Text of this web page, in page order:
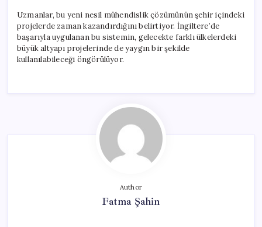
Uzmanlar, bu yeni nesil mühendislik çözümünün şehir içindeki
projelerde zaman kazandırdığını belirtiyor. İngiltere’de
başarıyla uygulanan bu sistemin, gelecekte farklı ülkelerdeki
büyük altyapı projelerinde de yaygın bir şekilde
kullanılabileceği öngörülüyor.
Author
Fatma Şahin